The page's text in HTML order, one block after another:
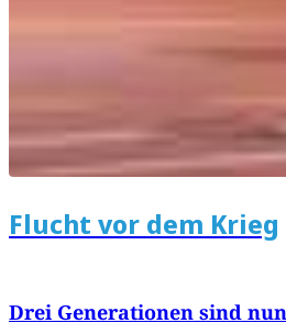
Flucht vor dem Krieg
Drei Generationen sind